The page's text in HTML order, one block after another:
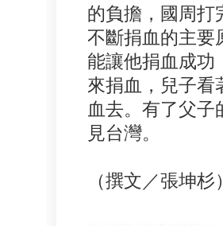
的負擔，國周打
不斷捐血的主要
能讓他捐血成功
來捐血，兒子看
血去。有了父
見台灣。
（撰文／張坤杉